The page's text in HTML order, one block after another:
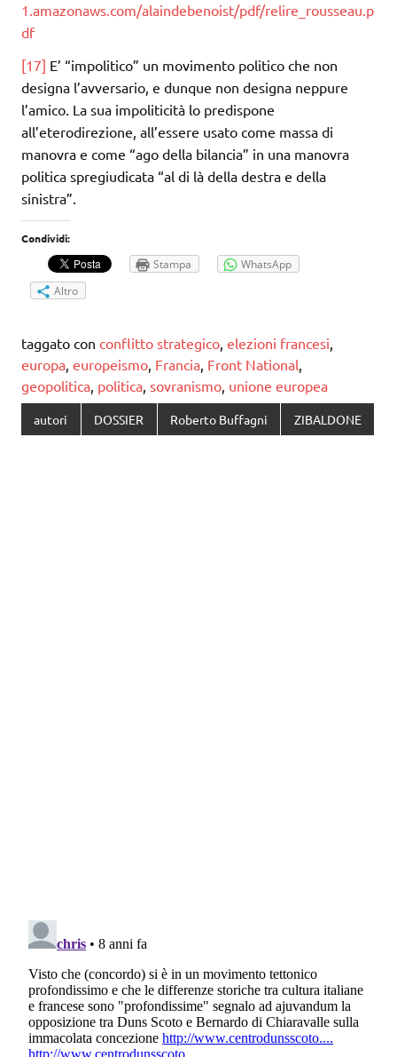
1.amazonaws.com/alaindebenoist/pdf/relire_rousseau.p
df
[17] E’ “impolitico” un movimento politico che non
designa l’avversario, e dunque non designa neppure
l’amico. La sua impoliticità lo predispone
all’eterodirezione, all’essere usato come massa di
manovra e come “ago della bilancia” in una manovra
politica spregiudicata “al di là della destra e della
sinistra”.
Condividi:
Stampa
WhatsApp
Altro
taggato con conflitto strategico, elezioni francesi,
europa, europeismo, Francia, Front National,
geopolitica, politica, sovranismo, unione europea
autori DOSSIER Roberto Buffagni ZIBALDONE